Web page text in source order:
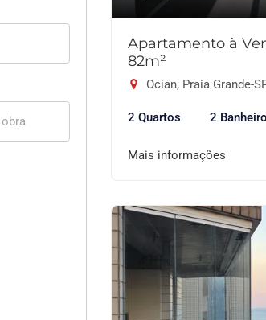
Apartamento à
82m²
Ocian, Praia Grande-
2 Quartos 2
Mais informações